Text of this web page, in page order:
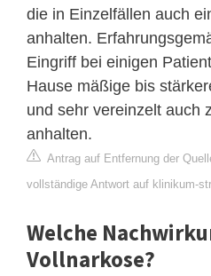
die in Einzelfällen auch
anhalten.
Eingriff bei einigen
Hause mäßige bis
und sehr vereinzelt auch
anhalten.
Antrag auf Entfernung der
vollständige Antwort auf klinikum-
Welche
Vollnarkose?